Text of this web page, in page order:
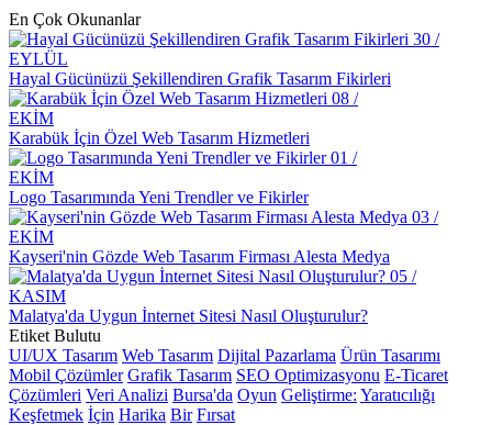
Oyun Test Etme: Eğlenceli ve Önemli Bir Deneyim
Grafik Tasarımcı: Yaratıcılığın Ötesinde Bir Meslek
Python Oyun Geliştirme: İleri Teknolojiyle Eğlencenin Buluşması
Oyun Geliştirme İş İlanları: Fırsatlar ve Gelişen Sektör
E-Ticaret Temaları: Dijital Dünyada Başarılı Bir Görünüm İçin
İpuçları
Edebiyatçılar İçin Web Sitesi Tasarımı: Dikkat Çekici ve Etkili Bir
Platform Oluşturun!
Yazar Web Sitesi Tasarımı: Profesyonel ve Etkileyici Bir İmaj İçin
İhtiyacınız Olan Her Şey!
Harika Bir Beyaz Eşya Satıcısı Web Sitesi Tasarımı Nasıl Yapılır?
Diyetisyen Web Sitesi Tasarımı: Başarılı Bir Diyetisyen İçin Online
Varlık Oluşturmanın Yolları
En Çok Okunanlar
30 /
EYLÜL
Hayal Gücünüzü Şekillendiren Grafik Tasarım Fikirleri
08 /
EKİM
Karabük İçin Özel Web Tasarım Hizmetleri
01 /
EKİM
Logo Tasarımında Yeni Trendler ve Fikirler
03 /
EKİM
Kayseri'nin Gözde Web Tasarım Firması Alesta Medya
05 /
KASIM
Malatya'da Uygun İnternet Sitesi Nasıl Oluşturulur?
Etiket Bulutu
UI/UX Tasarım Web Tasarım Dijital Pazarlama Ürün Tasarımı
Mobil Çözümler Grafik Tasarım SEO Optimizasyonu E-Ticaret
Çözümleri Veri Analizi Bursa'da Oyun Geliştirme: Yaratıcılığı
Keşfetmek İçin Harika Bir Fırsat